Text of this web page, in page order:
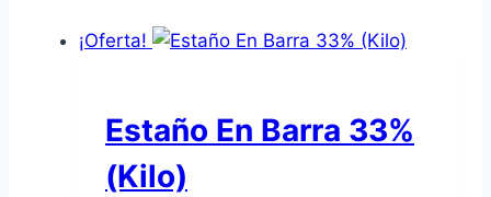
¡Oferta!
Estaño En Barra 33%
(Kilo)